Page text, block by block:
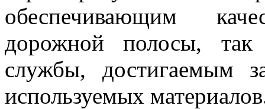
обеспечивающим
дорожной полосы,
службы, достигаемым
используемых